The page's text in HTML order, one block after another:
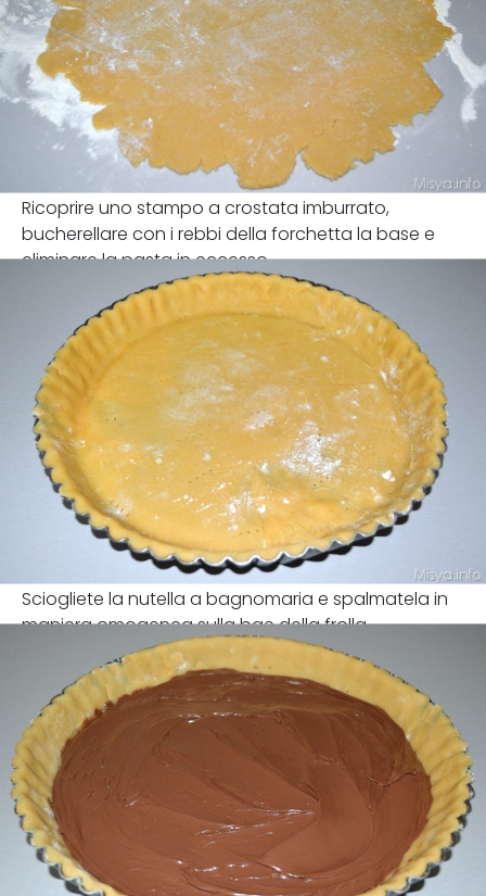
Ricoprire uno stampo a crostata imburrato,
bucherellare con i rebbi della forchetta la base e
eliminare la pasta in eccesso
Sciogliete la nutella a bagnomaria e spalmatela in
maniera omogenea sulla bae della frolla